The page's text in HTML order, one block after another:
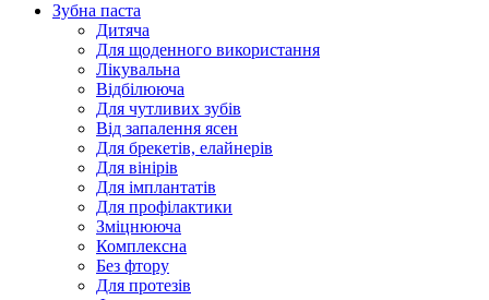
Зубна паста
Дитяча
Для щоденного використання
Лікувальна
Відбілююча
Для чутливих зубів
Від запалення ясен
Для брекетів, елайнерів
Для вінірів
Для імплантатів
Для профілактики
Зміцнююча
Комплексна
Без фтору
Для протезів